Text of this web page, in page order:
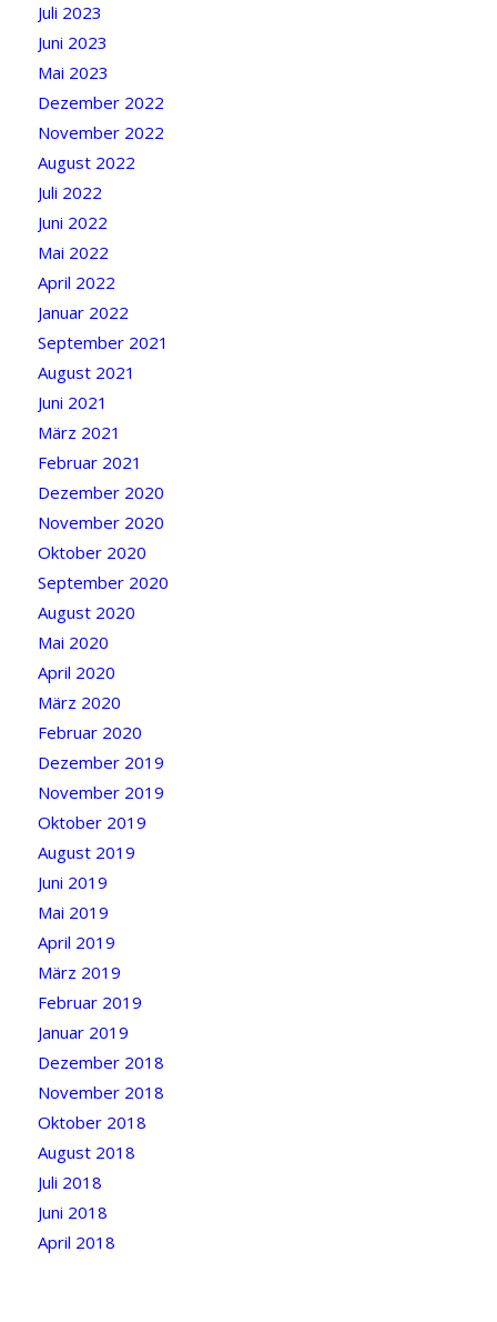
Juli 2023
Juni 2023
Mai 2023
Dezember 2022
November 2022
August 2022
Juli 2022
Juni 2022
Mai 2022
April 2022
Januar 2022
September 2021
August 2021
Juni 2021
März 2021
Februar 2021
Dezember 2020
November 2020
Oktober 2020
September 2020
August 2020
Mai 2020
April 2020
März 2020
Februar 2020
Dezember 2019
November 2019
Oktober 2019
August 2019
Juni 2019
Mai 2019
April 2019
März 2019
Februar 2019
Januar 2019
Dezember 2018
November 2018
Oktober 2018
August 2018
Juli 2018
Juni 2018
April 2018